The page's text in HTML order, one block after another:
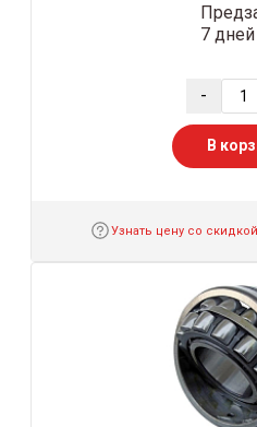
7 дней
-
В
Узнать цену со